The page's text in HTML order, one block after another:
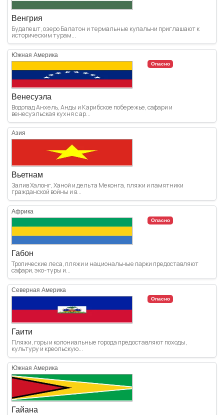
Венгрия
Будапешт, озеро Балатон и термальные купальни приглашают к
историческим турам...
Южная Америка
Опасно
Венесуэла
Водопад Анхель, Анды и Карибское побережье, сафари и
венесуэльская кухня с ар...
Азия
Вьетнам
Залив Халонг, Ханой и дельта Меконга, пляжи и памятники
гражданской войны и в...
Африка
Опасно
Габон
Тропические леса, пляжи и национальные парки предоставляют
сафари, эко-туры и...
Северная Америка
Опасно
Гаити
Пляжи, горы и колониальные города предоставляют походы,
культуру и креольскую...
Южная Америка
Гайана